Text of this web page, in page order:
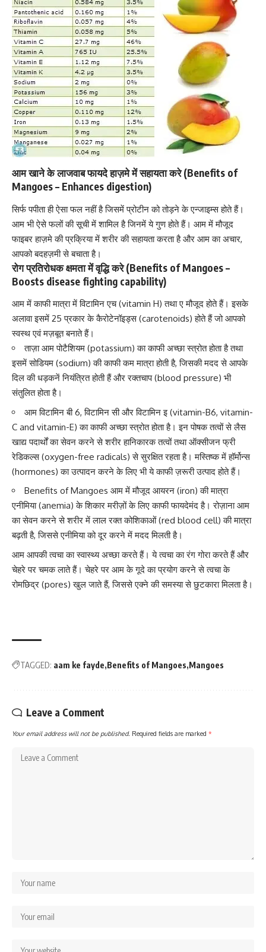
आम खाने के लाजवाब फायदे हाज़मे में सहायता करे (Benefits of
Mangoes – Enhances digestion)
सिर्फ पपीता ही ऐसा फल नहीं है जिसमें प्रोटीन को तोड़ने के एन्जाइम्स होते हैं।
आम भी ऐसे फलों की सूची में शामिल है जिनमें ये गुण होते हैं। आम में मौजूद
फाइबर हाज़मे की प्रक्रिया में शरीर की सहायता करता है और आम का अचार,
आपको बदहज़मी से बचाता है।
रोग प्रतिरोधक क्षमता में वृद्धि करे (Benefits of Mangoes –
Boosts disease fighting capability)
आम में काफी मात्रा मेंविटामिन एच (vitamin H) तथा ए मौजूद होते हैं। इसके
अलावा इसमें 25 प्रकार केकैरोटेनॉइड्स (carotenoids) होते हैं जो आपको
स्वस्थ एवं मज़बूत बनाते हैं।
ताज़ा आम पोटैशियम (potassium) का काफी अच्छा स्त्रोत होता है तथा
इसमें सोडियम (sodium) की काफी कम मात्रा होती है, जिसकी मदद से आपके
दिल की धड़कनें नियंत्रित होती हैं औररक्तचाप (blood pressure) भी
संतुलित होता है।
आम विटामिन बी 6, विटामिन सी और विटामिन इ (vitamin-B6, vitamin-
C and vitamin-E) का काफी अच्छा स्त्रोत होता है। इन पोषक तत्वों से लैस
खाद्य पदार्थों का सेवन करने से शरीर हानिकारक तत्वों तथा ऑक्सीजन फ्री
रेडिकल्स (oxygen-free radicals) से सुरक्षित रहता है। मस्तिष्क मेंहॉर्मोन्स
(hormones) का उत्पादन करने के लिए भी ये काफी ज़रूरी उत्पाद होते हैं।
Benefits of Mangoes आम में मौजूद आयरन (iron) की मात्रा
एनीमिया (anemia) के शिकार मरीज़ों के लिए काफी फायदेमंद है। रोज़ाना आम
का सेवन करने से शरीर में लाल रक्त कोशिकाओं (red blood cell) की मात्रा
बढ़ती है, जिससे एनीमिया को दूर करने में मदद मिलती है।
आम आपकी त्वचा का स्वास्थ्य अच्छा करते हैं। येत्वचा का रंग गोरा करते हैंऔर
चेहरे पर चमक लाते हैं। चेहरे पर आम के गूदे का प्रयोग करने से त्वचा के
रोमछिद्र (pores) खुल जाते हैं, जिससे एक्ने की समस्या से छुटकारा मिलता है।
TAGGED: aam ke fayde Benefits of Mangoes Mangoes
Leave a Comment
Your email address will not be published. Required fields are marked *